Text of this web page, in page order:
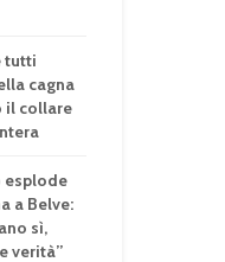
tutti
cagna
il collare
esplode
a Belve:
sì,
verità”